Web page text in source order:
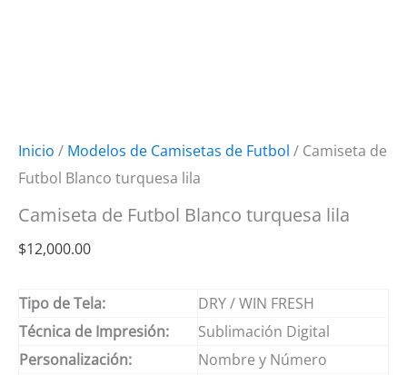
Inicio / Modelos de Camisetas de Futbol / Camiseta de
Futbol Blanco turquesa lila
Camiseta de Futbol Blanco turquesa lila
$12,000.00
Tipo de Tela:
DRY / WIN FRESH
Técnica de Impresión:
Sublimación Digital
Personalización:
Nombre y Número